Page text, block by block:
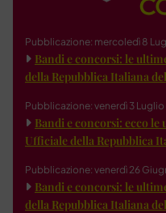
Pubblicazione: mercoledì 8
Bandi e concorsi: le
della Repubblica Italiana
Pubblicazione: venerdì 3
Bandi e concorsi: ecco
Ufficiale della Repubblica
Pubblicazione: venerdì 26
Bandi e concorsi: le
della Repubblica Italiana